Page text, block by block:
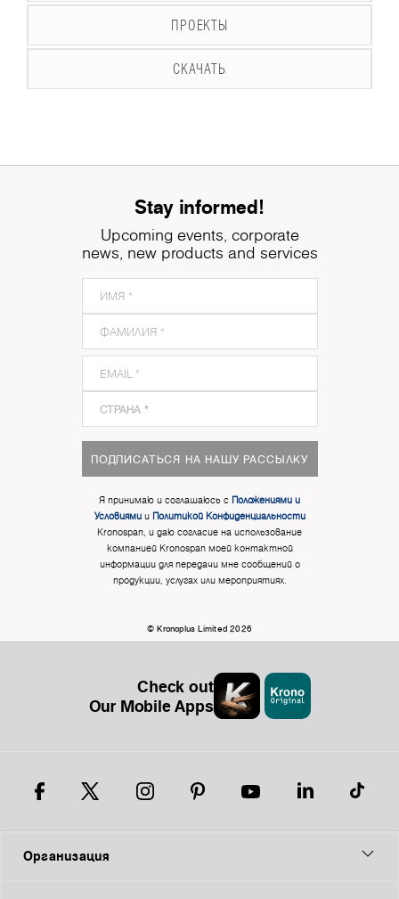
ПРОЕКТЫ
СКАЧАТЬ
Stay informed!
Upcoming events, corporate
news, new products and services
ПОДПИСАТЬСЯ НА НАШУ РАССЫЛКУ
Я принимаю и соглашаюсь с Положениями и
Условиямии Политикой Конфиденциальности
Kronospan, и даю согласие на использование
компанией Kronospan моей контактной
информации для передачи мне сообщений о
продукции, услугах или мероприятиях.
© Kronoplus Limited 2026
Check out
Our Mobile Apps
Организация